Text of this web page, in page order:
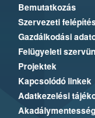
Bemutatkozás
Szervezeti
Gazdálkodási
Felügyeleti
Projektek
Kapcsolódó linkek
Adatkezelési